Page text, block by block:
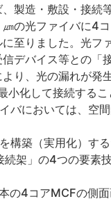
製造・敷設・接続
の光ファイバに4
至りました。光フ
デバイス等との
り、光の漏れが
小化して接続する
バにおいては、空
構築（実用化）す
架」の4つの要素
の4コアMCFの側